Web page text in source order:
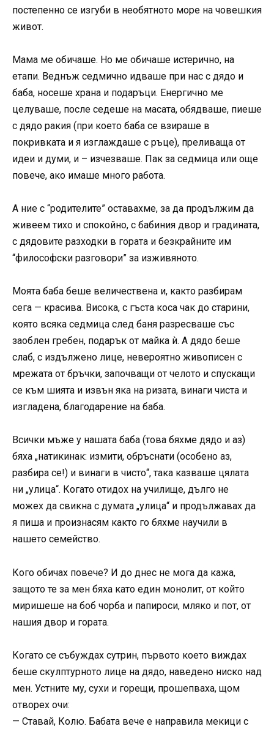
постепенно се изгуби в необятното море на човешкия
живот.
Мама ме обичаше. Но ме обичаше истерично, на
етапи. Веднъж седмично идваше при нас с дядо и
баба, носеше храна и подаръци. Енергично ме
целуваше, после седеше на масата, обядваше, пиеше
с дядо ракия (при което баба се взираше в
покривката и я изглаждаше с ръце), преливаща от
идеи и думи, и – изчезваше. Пак за седмица или още
повече, ако имаше много работа.
А ние с “родителите” оставахме, за да продължим да
живеем тихо и спокойно, с бабиния двор и градината,
с дядовите разходки в гората и безкрайните им
“философски разговори” за изживяното.
Моята баба беше величествена и, както разбирам
сега — красива. Висока, с гъста коса чак до старини,
която всяка седмица след баня разресваше със
заоблен гребен, подарък от майка ѝ. А дядо беше
слаб, с издължено лице, невероятно живописен с
мрежата от бръчки, започващи от челото и спускащи
се към шията и извън яка на ризата, винаги чиста и
изгладена, благодарение на баба.
Всички мъже у нашата баба (това бяхме дядо и аз)
бяха „натикинак: измити, обръснати (особено аз,
разбира се!) и винаги в чисто“, така казваше цялата
ни „улица“. Когато отидох на училище, дълго не
можех да свикна с думата „улица“ и продължавах да
я пиша и произнасям както го бяхме научили в
нашето семейство.
Кого обичах повече? И до днес не мога да кажа,
защото те за мен бяха като един монолит, от който
миришеше на боб чорба и папироси, мляко и пот, от
нашия двор и гората.
Когато се събуждах сутрин, първото което виждах
беше скулптурното лице на дядо, наведено ниско над
мен. Устните му, сухи и горещи, прошепваха, щом
отворех очи:
— Ставай, Колю. Бабата вече е направила мекици с